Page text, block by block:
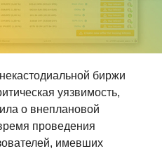
биржи
уязвимость,
о внеплановой
проведения
имевших